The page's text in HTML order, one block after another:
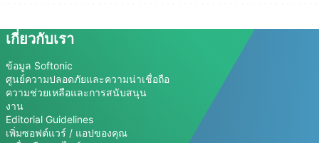
เกี่ยวกับเรา
ข้อมูล Softonic
ศูนย์ความปลอดภัยและความน่าเชื่อถือ
ความช่วยเหลือและการสนับสนุน
งาน
Editorial Guidelines
เพิ่มซอฟต์แวร์ / แอปของคุณ